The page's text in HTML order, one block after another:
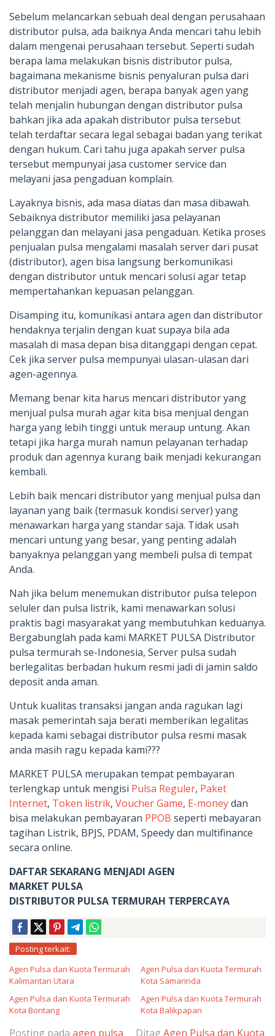
Sebelum melancarkan sebuah deal dengan perusahaan
distributor pulsa, ada baiknya Anda mencari tahu lebih
dalam mengenai perusahaan tersebut. Seperti sudah
berapa lama melakukan bisnis distributor pulsa,
bagaimana mekanisme bisnis penyaluran pulsa dari
distributor menjadi agen, berapa banyak agen yang
telah menjalin hubungan dengan distributor pulsa
bahkan jika ada apakah distributor pulsa tersebut
telah terdaftar secara legal sebagai badan yang terikat
dengan hukum. Cari tahu juga apakah server pulsa
tersebut mempunyai jasa customer service dan
melayani jasa pengaduan komplain.
Layaknya bisnis, ada masa diatas dan masa dibawah.
Sebaiknya distributor memiliki jasa pelayanan
pelanggan dan melayani jasa pengaduan. Ketika proses
penjualan pulsa mengalami masalah server dari pusat
(distributor), agen bisa langsung berkomunikasi
dengan distributor untuk mencari solusi agar tetap
mempertahankan kepuasan pelanggan.
Disamping itu, komunikasi antara agen dan distributor
hendaknya terjalin dengan kuat supaya bila ada
masalah di masa depan bisa ditanggapi dengan cepat.
Cek jika server pulsa mempunyai ulasan-ulasan dari
agen-agennya.
Memang benar kita harus mencari distributor yang
menjual pulsa murah agar kita bisa menjual dengan
harga yang lebih tinggi untuk meraup untung. Akan
tetapi jika harga murah namun pelayanan terhadap
produk dan agennya kurang baik menjadi kekurangan
kembali.
Lebih baik mencari distributor yang menjual pulsa dan
layanan yang baik (termasuk kondisi server) yang
menawarkan harga yang standar saja. Tidak usah
mencari untung yang besar, yang penting adalah
banyaknya pelanggan yang membeli pulsa di tempat
Anda.
Nah jika belum menemukan distributor pulsa telepon
seluler dan pulsa listrik, kami menawarkan solusi
praktis bagi masyarakat yang membutuhkan keduanya.
Bergabunglah pada kami MARKET PULSA Distributor
pulsa termurah se-Indonesia, Server pulsa sudah
berlegalitas berbadan hukum resmi jadi di jamin saldo
deposit anda aman.
Untuk kualitas transaksi jangan anda ragukan lagi
masak pemerintah saja berati memberikan legalitas
kepada kami sebagai distributor pulsa resmi masak
anda masih ragu kepada kami???
MARKET PULSA merupakan tempat pembayaran
terlengkap untuk mengisi Pulsa Reguler, Paket
Internet, Token listrik, Voucher Game, E-moneydan
bisa melakukan pembayaran PPOB seperti mebayaran
tagihan Listrik, BPJS, PDAM, Speedy dan multifinance
secara online.
DAFTAR SEKARANG MENJADI AGEN
MARKET PULSA
DISTRIBUTOR PULSA TERMURAH TERPERCAYA
Posting terkait:
Agen Pulsa dan Kuota Termurah
Kalimantan Utara
Agen Pulsa dan Kuota Termurah
Kota Samarinda
Agen Pulsa dan Kuota Termurah
Kota Bontang
Agen Pulsa dan Kuota Termurah
Kota Balikpapan
Posting pada agen pulsa Ditag Agen Pulsa dan Kuota